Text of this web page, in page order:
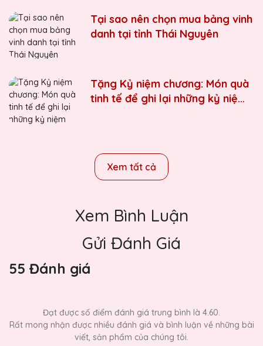
Tại sao nên chọn mua bảng vinh
danh tại tỉnh Thái Nguyên
Tặng Kỷ niệm chương: Món quà
tinh tế để ghi lại những kỷ niệm
Xem tất cả
Xem Bình Luận
Gửi Đánh Giá
55 Đánh giá
Đạt được số điểm đánh giá trung bình là 4.60.
Rất mong nhận được nhiều đánh giá và bình luận về những bài
viết, sản phẩm của chúng tôi.